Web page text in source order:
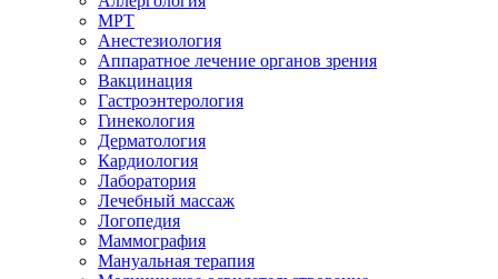
МРТ
Анестезиология
Аппаратное лечение органов зрения
Вакцинация
Гастроэнтерология
Гинекология
Дерматология
Кардиология
Лаборатория
Лечебный массаж
Логопедия
Маммография
Мануальная терапия